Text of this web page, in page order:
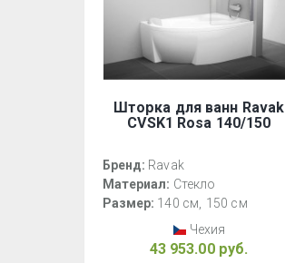
Шторка для ванн Ravak
CVSK1 Rosa 140/150
Бренд: Ravak
Материал: Стекло
Размер: 140 см
150 см
Чехия
43 953.00 руб.